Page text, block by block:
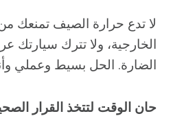
لا تدع حرارة الصيف تمنعك
الخارجية، ولا تترك
الضارة. الحل بسيط وعملي
حان الوقت لتتخذ القرار